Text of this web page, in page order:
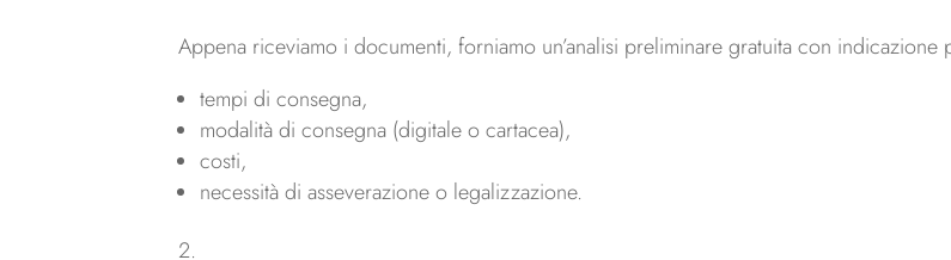
Appena riceviamo i documenti, forniamo un’analisi preliminare gratuita con indicazione
tempi di consegna,
modalità di consegna (digitale o cartacea),
costi,
necessità di asseverazione o legalizzazione.